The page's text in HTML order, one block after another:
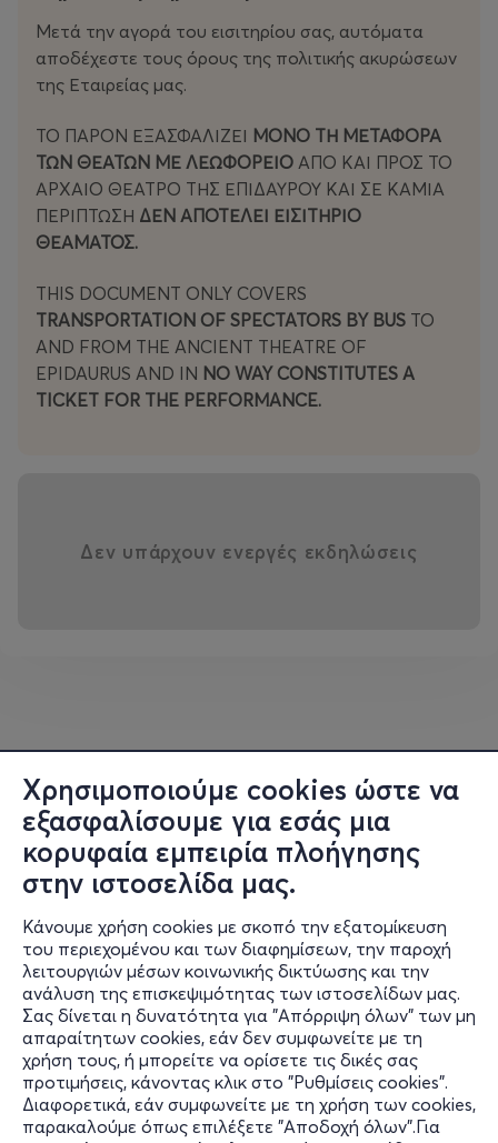
Χρησιμοποιούμε cookies ώστε να
εξασφαλίσουμε για εσάς μια
κορυφαία εμπειρία πλοήγησης
στην ιστοσελίδα μας.
Κάνουμε χρήση cookies με σκοπό την εξατομίκευση
του περιεχομένου και των διαφημίσεων, την παροχή
λειτουργιών μέσων κοινωνικής δικτύωσης και την
ανάλυση της επισκεψιμότητας των ιστοσελίδων μας.
Σας δίνεται η δυνατότητα για "Απόρριψη όλων" των μη
απαραίτητων cookies, εάν δεν συμφωνείτε με τη
χρήση τους, ή μπορείτε να ορίσετε τις δικές σας
προτιμήσεις, κάνοντας κλικ στο "Ρυθμίσεις cookies".
Διαφορετικά, εάν συμφωνείτε με τη χρήση των cookies,
παρακαλούμε όπως επιλέξετε "Αποδοχή όλων".Για
20΄ μετά το τέλος της παράστασης,
Στάσεις στο μετρό Ελαιώνα και μετρό Συντάγματος
(επί της οδού Μητροπόλεως – τελική στάση).
Μετά την αγορά του εισιτηρίου σας, αυτόματα
αποδέχεστε τους όρους της πολιτικής ακυρώσεων
της Εταιρείας μας.
ΤΟ ΠΑΡΟΝ ΕΞΑΣΦΑΛΙΖΕΙ ΜΟΝΟ ΤΗ ΜΕΤΑΦΟΡΑ
ΤΩΝ ΘΕΑΤΩΝ ΜΕ ΛΕΩΦΟΡΕΙΟ ΑΠΟ ΚΑΙ ΠΡΟΣ ΤΟ
ΑΡΧΑΙΟ ΘΕΑΤΡΟ ΤΗΣ ΕΠΙΔΑΥΡΟΥ ΚΑΙ ΣΕ ΚΑΜΙΑ
ΠΕΡΊΠΤΩΣΗ ΔΕΝ ΑΠΟΤΕΛΕΙ ΕΙΣΙΤΗΡΙΟ
ΘΕΑΜΑΤΟΣ.
THIS DOCUMENT ONLY COVERS
TRANSPORTATION OF SPECTATORS BY BUS TO
AND FROM THE ANCIENT THEATRE OF
EPIDAURUS AND IN NO WAY CONSTITUTES A
TICKET FOR THE PERFORMANCE.
Δεν υπάρχουν ενεργές εκδηλώσεις
Πληροφορίες
Υποστήριξη
Stay Connected